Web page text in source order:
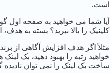
است.
آیا شما می خواهید به صفحه اول
کلینیک را بالا ببرید؟ بسته به
مثلاً اگر هدف افزایش آگاهی از
خواهید رتبه را بهبود دهید، بک
ساخت بک لینک را نمی توان